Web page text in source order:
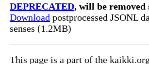
DEPRECATED, will be removed
Download postprocessed JSONL
senses (1.2MB)
This page is a part of the